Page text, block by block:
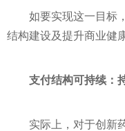
如要实现这一目标
结构建设及提升商业健
支付结构可持续：
实际上，对于创新